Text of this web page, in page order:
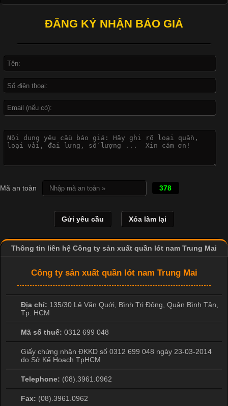
Áo phông là một trong những trang phục phổ biến nhất trong
Không chỉ xuất hiện trong thời trang thường ngày, áo phông còn
được ứng dụng rộng rãi trong ngành sản xuất may mặc, đặc
biệt là các sản phẩm từ vải thun. Hiện nay,
Đại
Cập nhật 2026-04-21 15:41:03
In Chuyển Nhiệt Là Gì? Công Nghệ In Hiện Đại Trong Ngành
May Mặc Trong ngành in ấn và thời trang, in chuyển nhiệt đang
hình ảnh sắc nét và bền màu. Đặc biệt, kỹ thuật này được ứng
dụng rộng rãi trong sản xuất áo thun, đồ thể thao
ĐĂNG KÝ NHẬN BÁO GIÁ
Mã an toàn 378
Thông tin liên hệ Công ty sản xuất quần lót nam Trung Mai
Công ty sản xuất quần lót nam Trung Mai
Địa chỉ: 135/30 Lê Văn Quới, Bình Trị Đông Quận Bình Tân
Tp. HCM
Mã số thuế: 0312 699 048
Giấy chứng nhận ĐKKD số 0312 699 048 ngày 23-03-2014
do Sở Kế Hoạch TpHCM
Telephone: (08).3961.0962
Fax: (08).3961.0962